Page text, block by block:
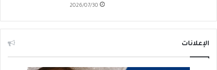
2026/07/30
الإعلانات